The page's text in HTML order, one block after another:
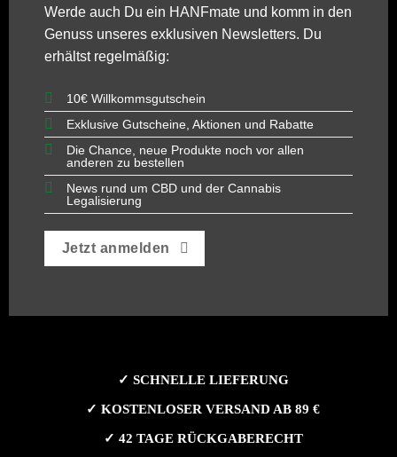
Werde auch Du ein HANFmateund komm in den
Genuss unseres exklusiven Newsletters. Du
erhältst regelmäßig:
10€ Willkommsgutschein
Exklusive Gutscheine, Aktionen und Rabatte
Die Chance, neue Produkte noch vor allen
anderen zu bestellen
News rund um CBD und der Cannabis
Legalisierung
Jetzt anmelden
✓ SCHNELLE LIEFERUNG
✓ KOSTENLOSER VERSAND AB 89 €
✓ 42 TAGE RÜCKGABERECHT